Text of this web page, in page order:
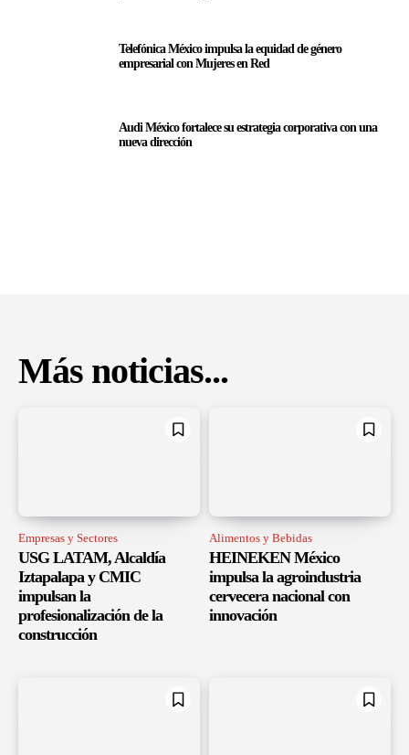
Telefónica México impulsa la equidad de género
empresarial con Mujeres en Red
Audi México fortalece su estrategia corporativa con una
nueva dirección
Más noticias...
Empresas y Sectores
USG LATAM, Alcaldía
Iztapalapa y CMIC
impulsan la
profesionalización de la
construcción
Alimentos y Bebidas
HEINEKEN México
impulsa la agroindustria
cervecera nacional con
innovación